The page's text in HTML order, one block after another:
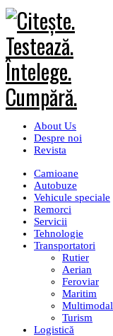
About Us
Despre noi
Revista
Camioane
Autobuze
Vehicule speciale
Remorci
Servicii
Tehnologie
Transportatori
Rutier
Aerian
Feroviar
Maritim
Multimodal
Turism
Logistică